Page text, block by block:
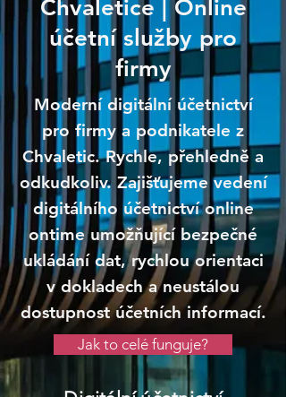
Chvaletice | Online
účetní služby pro
firmy
Moderní digitální účetnictví
pro firmy a podnikatele z
Chvaletic. Rychle, přehledně a
odkudkoliv. Zajišťujeme vedení
digitálního účetnictví online
ontime umožňující bezpečné
ukládání dat, rychlou orientaci
v dokladech a neustálou
dostupnost účetních informací.
Jak to celé funguje?